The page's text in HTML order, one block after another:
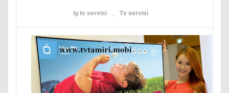
lg tv servisi Tv servisi